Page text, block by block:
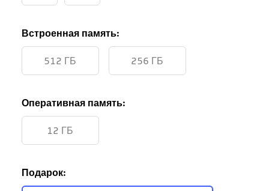
Встроенная память:
512 ГБ 256 ГБ
Оперативная память:
12 ГБ
Подарок: